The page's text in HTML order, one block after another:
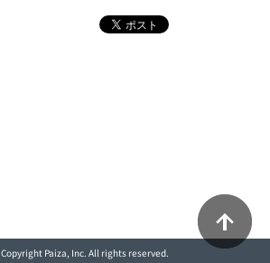
Copyright Paiza, Inc. All rights reserved.